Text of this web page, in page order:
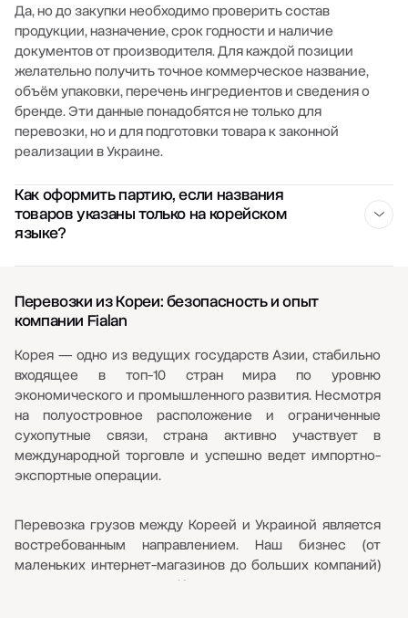
Да, но до закупки необходимо проверить состав
продукции, назначение, срок годности и наличие
документов от производителя. Для каждой позиции
желательно получить точное коммерческое название,
объём упаковки, перечень ингредиентов и сведения о
бренде. Эти данные понадобятся не только для
перевозки, но и для подготовки товара к законной
реализации в Украине.
Как оформить партию, если названия
товаров указаны только на корейском
языке?
упаковочный лист с понятным описанием товаров на
английском языке. Одних кодов моделей или иероглифов
продукции. Для сложного оборудования дополнительно
запрашиваются каталоги, технические паспорта или
ссылки на официальные спецификации.
Перевозки из Кореи: безопасность и опыт
компании Fialan
Корея — одно из ведущих государств Азии, стабильно
входящее в топ-10 стран мира по уровню
экономического и промышленного развития. Несмотря
на полуостровное расположение и ограниченные
сухопутные связи, страна активно участвует в
международной торговле и успешно ведет импортно-
экспортные операции.
Перевозка грузов между Кореей и Украиной является
востребованным направлением. Наш бизнес (от
маленьких интернет-магазинов до больших компаний)
активно импортирует из Кореи: